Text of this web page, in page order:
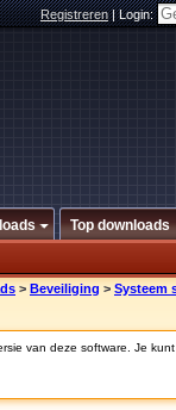
Registreren|Login:
Top downloads
> Beveiliging > Systeem
van deze software. Je